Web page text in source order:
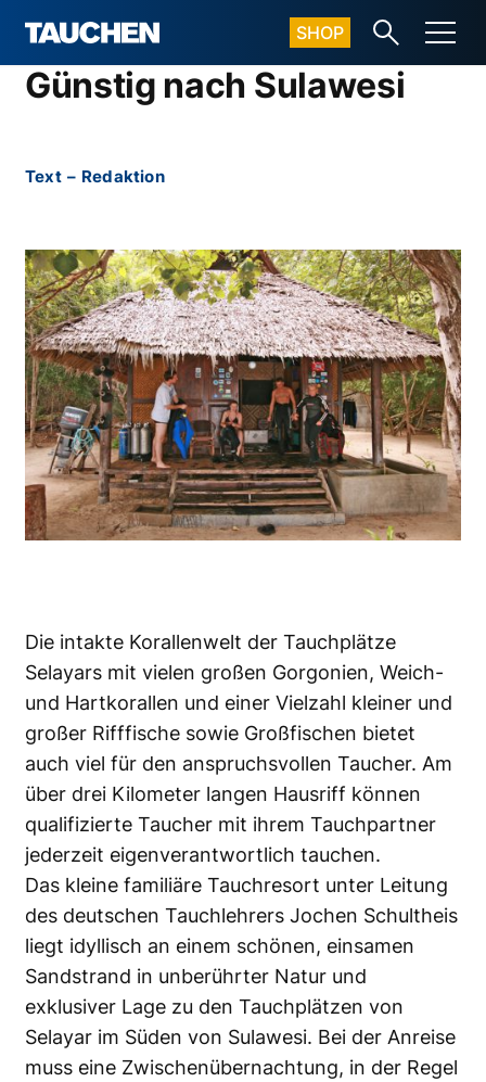
SHOP
Günstig nach Sulawesi
Text – Redaktion
Die intakte Korallenwelt der Tauchplätze
Selayars mit vielen großen Gorgonien, Weich-
und Hartkorallen und einer Vielzahl kleiner und
großer Rifffische sowie Großfischen bietet
auch viel für den anspruchsvollen Taucher. Am
über drei Kilometer langen Hausriff können
qualifizierte Taucher mit ihrem Tauchpartner
jederzeit eigenverantwortlich tauchen.
Das kleine familiäre Tauchresort unter Leitung
des deutschen Tauchlehrers Jochen Schultheis
liegt idyllisch an einem schönen, einsamen
Sandstrand in unberührter Natur und
exklusiver Lage zu den Tauchplätzen von
Selayar im Süden von Sulawesi. Bei der Anreise
muss eine Zwischenübernachtung, in der Regel